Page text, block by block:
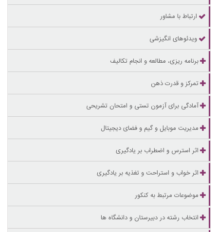
ارتباط با مشاور
ویدئوهای انگیزشی
برنامه ریزی، مطالعه و انجام تکالیف
تمرکز و قدرت ذهن
آمادگی برای آزمون تستی و امتحان تشریحی
مدیریت موبایل و گیم و فضای دیجیتال
اثر استرس و اضطراب بر یادگیری
اثر خواب و استراحت و تغذیه بر یادگیری
موضوعات مرتبط به کنکور
انتخاب رشته در دبیرستان و دانشگاه ها